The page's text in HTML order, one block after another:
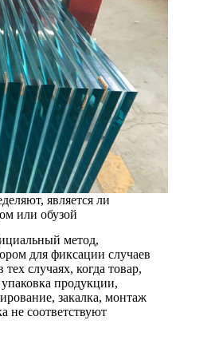
является ли
или обузой
метод,
для фиксации случаев
случаях, когда товар,
продукции,
закалка, монтаж
не соответствуют